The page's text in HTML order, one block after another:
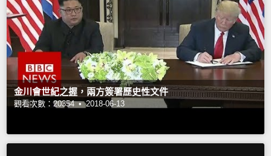
金川會世紀之握，兩方簽署歷史性文件
觀看次數：20354 • 2018-06-13